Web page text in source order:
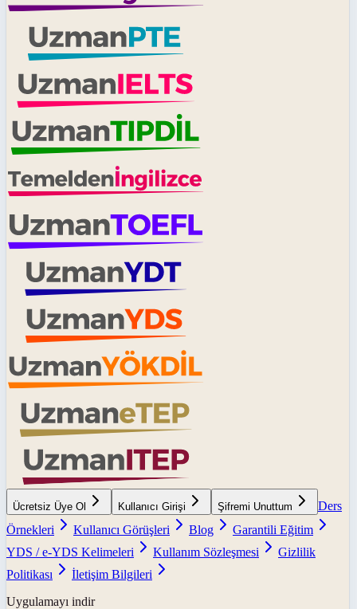
Ücretsiz Üye Ol Kullanıcı Girişi Şifremi Unuttum
Ders
Örnekleri
Kullanıcı Görüşleri Blog
Garantili Eğitim
YDS / e-YDS Kelimeleri
Kullanım Sözleşmesi
Gizlilik
Politikası
İletişim Bilgileri
Uygulamayı indir